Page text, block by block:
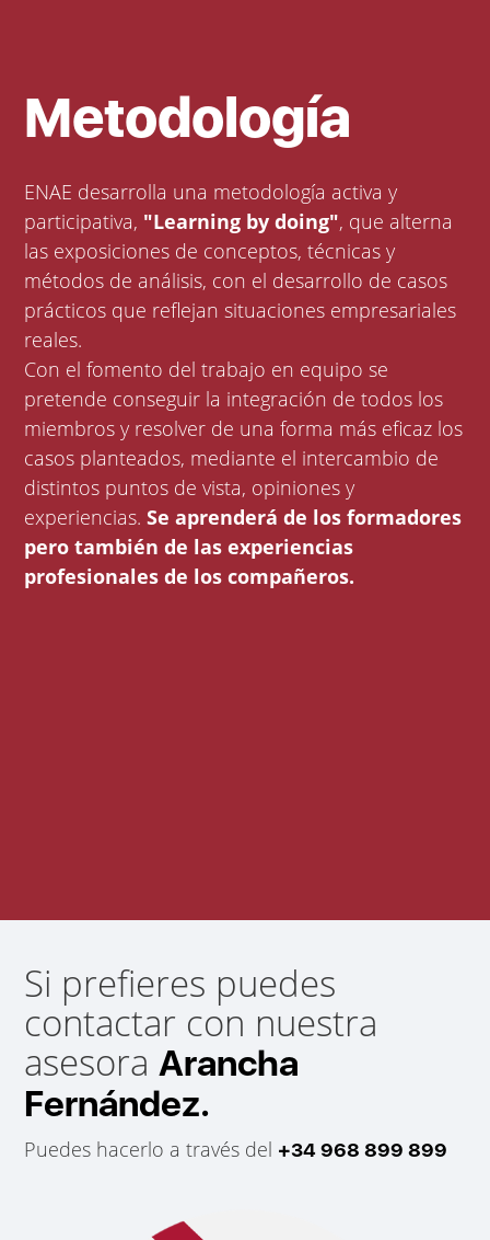
Metodología
ENAE desarrolla una metodología activa y
participativa, "Learning by doing", que alterna
las exposiciones de conceptos, técnicas y
métodos de análisis, con el desarrollo de casos
prácticos que reflejan situaciones empresariales
reales.
Con el fomento del trabajo en equipo se
pretende conseguir la integración de todos los
miembros y resolver de una forma más eficaz los
casos planteados, mediante el intercambio de
distintos puntos de vista, opiniones y
experiencias.Se aprenderá de los formadores
pero también de las experiencias
profesionales de los compañeros.
Si prefieres puedes
contactar con nuestra
asesoraArancha
Fernández.
Puedes hacerlo a través del +34 968 899 899